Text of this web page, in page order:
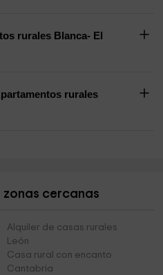
rurales Blanca- El
rurales
zonas cercanas
Alquiler de casas rurales
León
Casa rural con encanto
Cantabria